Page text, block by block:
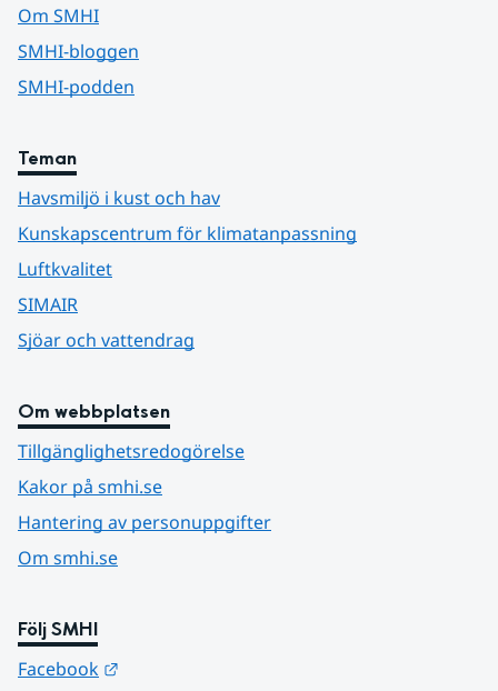
Om SMHI
SMHI-bloggen
SMHI-podden
Teman
Havsmiljö i kust och hav
Kunskapscentrum för klimatanpassning
Luftkvalitet
SIMAIR
Sjöar och vattendrag
Om webbplatsen
Tillgänglighetsredogörelse
Kakor på smhi.se
Hantering av personuppgifter
Om smhi.se
Följ SMHI
Facebook